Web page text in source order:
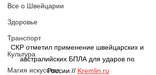
Все о Швейцарии
Здоровье
Транспорт
Культура
Магия искусства
СКР отметил применение швейцарских и
австралийских БПЛА для ударов по
России // Kremlin.ru